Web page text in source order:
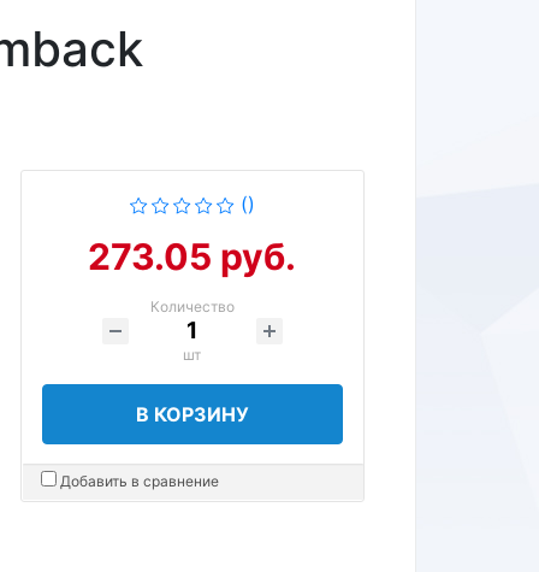
()
273.05 руб.
Количество
шт
В КОРЗИНУ
Добавить в сравнение